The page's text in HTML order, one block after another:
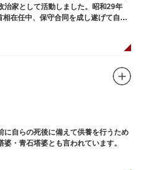
治家として活動しました。昭和29年
在任中、保守合同を成し遂げて自由
ト連邦の国交回復を実現しました。
に自らの死後に備えて供養を行うため
・青石塔婆とも言われています。